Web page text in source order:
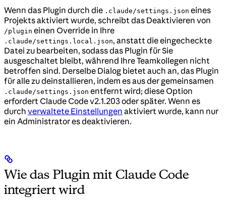
Wenn das Plugin durch die .claude/settings.json eines
Projekts aktiviert wurde, schreibt das Deaktivieren von
/plugin einen Override in Ihre
.claude/settings.local.json, anstatt die eingecheckte
Datei zu bearbeiten, sodass das Plugin für Sie
ausgeschaltet bleibt, während Ihre Teamkollegen nicht
betroffen sind. Derselbe Dialog bietet auch an, das Plugin
für alle zu deinstallieren, indem es aus der gemeinsamen
.claude/settings.json entfernt wird; diese Option
erfordert Claude Code v2.1.203 oder später. Wenn es
durch verwaltete Einstellungen aktiviert wurde, kann nur
ein Administrator es deaktivieren.
Wie das Plugin mit Claude Code
integriert wird